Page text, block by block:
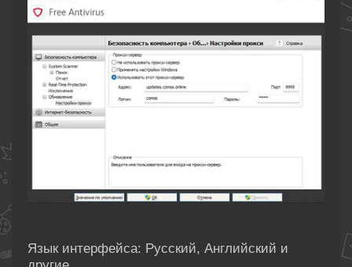
Язык интерфейса: Русский, Английский и